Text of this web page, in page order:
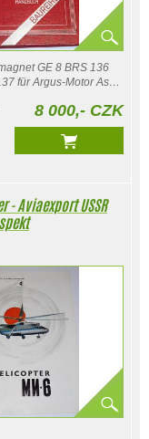
GE 8 BRS 136
für Argus-Motor As
8 000,- CZK
- Aviaexport USSR